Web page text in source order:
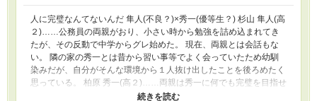
人に完璧なんてないんだ 隼人(不良？)×秀一(優等生？) 杉山 隼人(高
２)……公務員の両親がおり、小さい時から勉強を詰め込まれてき
たが、その反動で中学からグレ始めた。 現在、両親とは会話もな
い。 隣の家の秀一とは昔から習い事等でよく会っていたため幼馴
染みだが、自分がそんな環境から１人抜け出したことを後ろめたく
思っている。 柏原 秀一(高２)……両親は秀一に何でも完璧を目指せ
と教育されている。母親はヒステリックで、秀一がテストで一番で